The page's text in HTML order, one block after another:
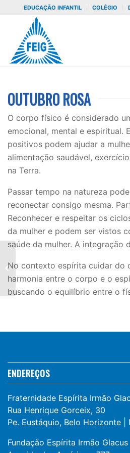
EDUCAÇÃO INFANTIL COLÉGIO
OUTUBRO ROSA
O corpo físico é considerado
emocional, mental e espiritual.
positivos podem ajudar a
alimentação saudável,
na Terra.
Passar tempo na natureza
reconectar consigo mesma.
Reconhecer e respeitar os
da mulher e podem ser vistos
saúde da mulher. A integração
No contexto espírita cuidar do
harmonia entre o corpo e o
buscando o equilíbrio entre o
ENDEREÇOS
Fraternidade Espírita Irmão
Rua Henrique Gorceix, 30
Pe. Eustáquio, Belo Horizonte |
Fundação Espírita Irmão Glacus
QUANDO É PRECISO PARTIR